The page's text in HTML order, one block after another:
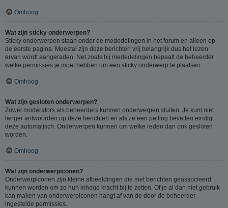
Omhoog
Wat zijn sticky onderwerpen?
Sticky onderwerpen staan onder de mededelingen in het forum en alleen op
de eerste pagina. Meestal zijn deze berichten vrij belangrijk dus het lezen
ervan wordt aangeraden. Net zoals bij mededelingen bepaalt de beheerder
welke permissies je moet hebben om een sticky onderwerp te plaatsen.
Omhoog
Wat zijn gesloten onderwerpen?
Zowel moderators als beheerders kunnen onderwerpen sluiten. Je kunt niet
langer antwoorden op deze berichten en als ze een peiling bevatten eindigt
deze automatisch. Onderwerpen kunnen om welke reden dan ook gesloten
worden.
Omhoog
Wat zijn onderwerpiconen?
Onderwerpiconen zijn kleine afbeeldingen die met berichten geassocieerd
kunnen worden om zo hun inhoud kracht bij te zetten. Of je al dan niet gebruik
kan maken van onderwerpiconen hangt af van de door de beheerder
ingestelde permissies.